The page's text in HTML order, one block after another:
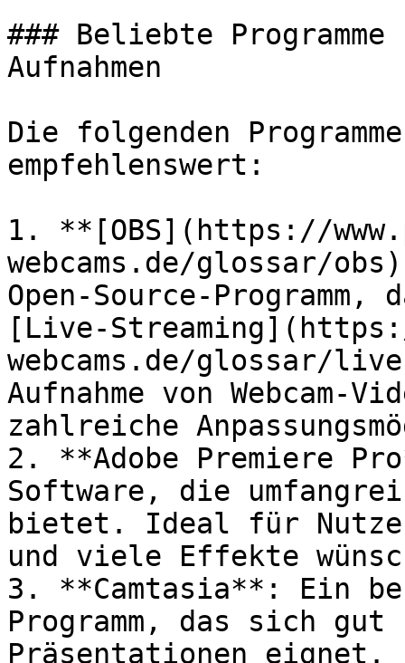
### Beliebte Programme
Aufnahmen
Die folgenden
empfehlenswert:
1. **[OBS](https://
webcams.de/glossar/
Open-Source-
[Live-
webcams.de/glossar/
Aufnahme von
zahlreiche
2. **Adobe Premiere
Software, die
bietet. Ideal für
und viele Effekte
3. **Camtasia**: Ein
Programm, das sich
Präsentationen